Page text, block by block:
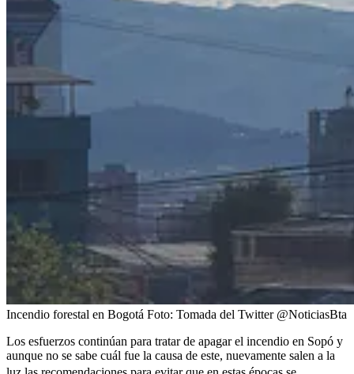
Incendio forestal en Bogotá Foto: Tomada del Twitter @NoticiasBta
Los esfuerzos continúan para tratar de apagar el incendio en Sopó y
aunque no se sabe cuál fue la causa de este, nuevamente salen a la